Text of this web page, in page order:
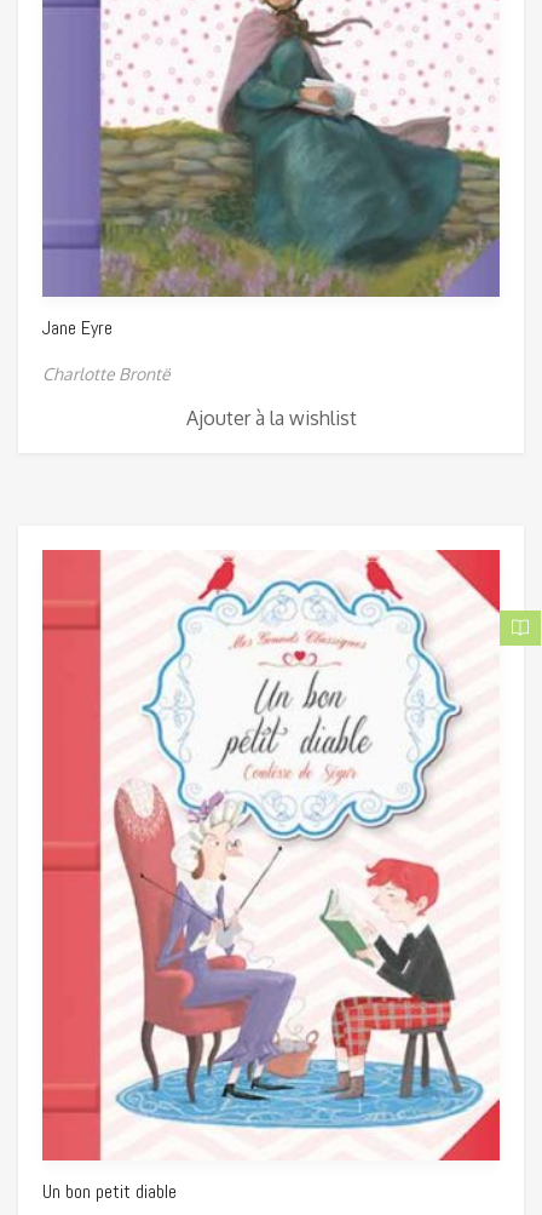
Jane Eyre
Charlotte Brontë
Ajouter à la wishlist
Un bon petit diable